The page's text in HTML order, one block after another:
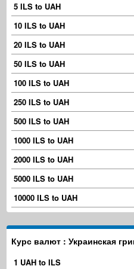
5 ILS to UAH
10 ILS to UAH
20 ILS to UAH
50 ILS to UAH
100 ILS to UAH
250 ILS to UAH
500 ILS to UAH
1000 ILS to UAH
2000 ILS to UAH
5000 ILS to UAH
10000 ILS to UAH
Курс валют : Украинская
1 UAH to ILS